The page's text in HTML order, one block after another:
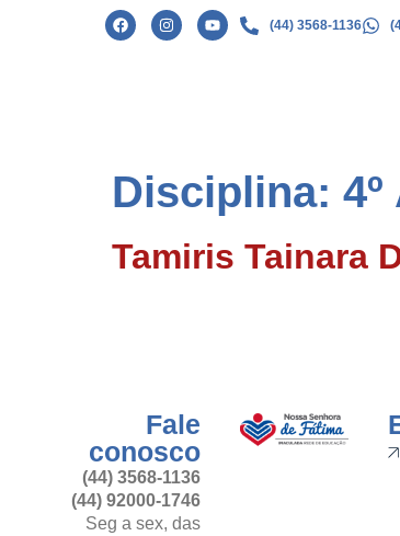
(44) 3568-1136
Disciplina:
Tamiris Tainara
Fale
conosco
(44) 3568-1136
(44) 92000-1746
Seg a sex, das